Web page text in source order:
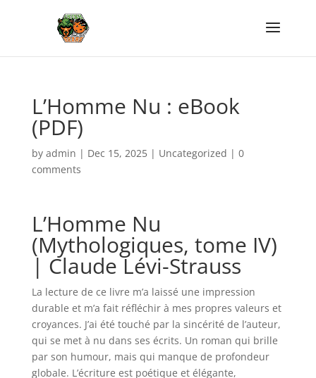
L’Homme Nu : eBook
(PDF)
by admin | Dec 15, 2025| Uncategorized | 0
comments
L’Homme Nu
(Mythologiques, tome IV)
| Claude Lévi-Strauss
La lecture de ce livre m’a laissé une impression
durable et m’a fait réfléchir à mes propres valeurs et
croyances. J’ai été touché par la sincérité de l’auteur,
qui se met à nu dans ses écrits. Un roman qui brille
par son humour, mais qui manque de profondeur
globale. L’écriture est poétique et élégante,